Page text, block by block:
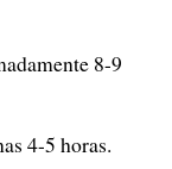
8-9
4-5 horas.